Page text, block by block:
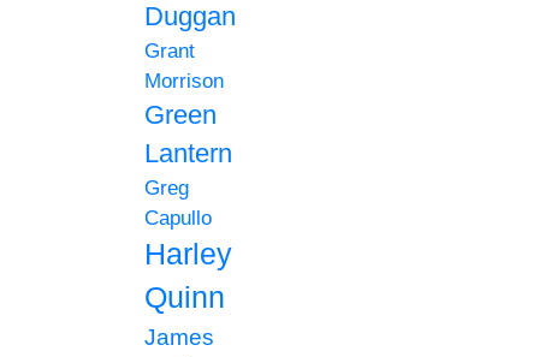
Duggan
Grant
Morrison
Green
Lantern
Greg
Capullo
Harley
Quinn
James